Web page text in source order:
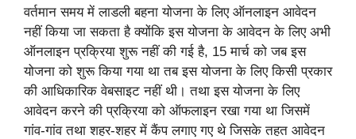
वर्तमान समय में लाडली बहना योजना के लिए ऑनलाइन आवेदन
नहीं किया जा सकता है क्योंकि इस योजना के आवेदन के लिए अभी
ऑनलाइन प्रक्रिया शुरू नहीं की गई है, 15 मार्च को जब इस
योजना को शुरू किया गया था तब इस योजना के लिए किसी प्रकार
की आधिकारिक वेबसाइट नहीं थी। तथा इस योजना के लिए
आवेदन करने की प्रक्रिया को ऑफलाइन रखा गया था जिसमें
गांव-गांव तथा शहर-शहर में कैंप लगाए गए थे जिसके तहत आवेदन